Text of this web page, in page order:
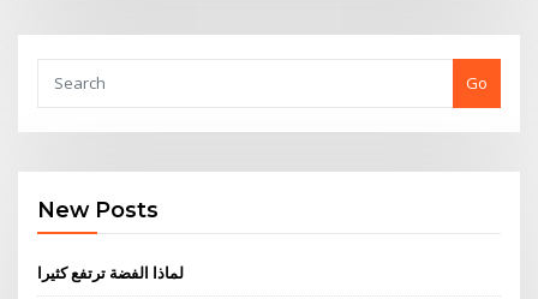
Go
New Posts
لماذا الفضة ترتفع كثيرا